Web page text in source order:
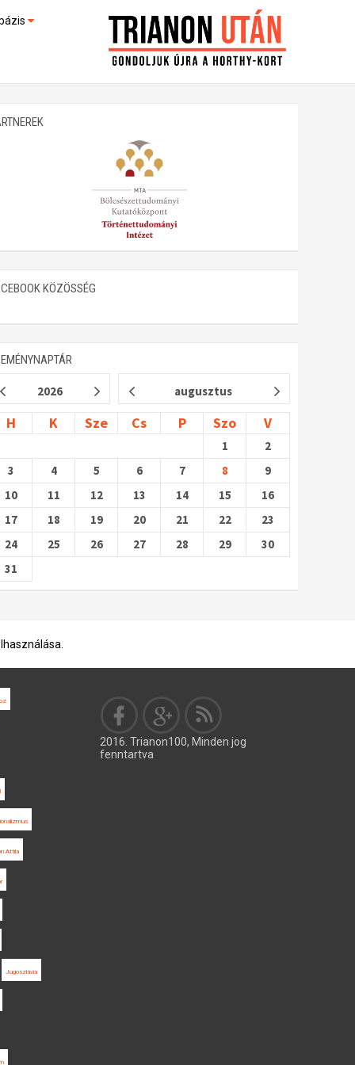
(feltöltés alatt)
KÖZÖSSÉG
2026 augusztus
H K Sze Cs P Szo V
1
2
3
4 5 6 7 8
9
10
11 12 13 14 15
16
17
18 19 20 21 22
23
24
25 26 27 28 29
30
31
Attila
Jugoszlávia
2016. Trianon100, Minden jog
fenntartva